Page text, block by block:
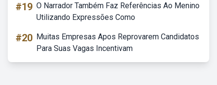
#19 O Narrador Também Faz Referências Ao Menino
Utilizando Expressões Como
#20 Muitas Empresas Apos Reprovarem Candidatos
Para Suas Vagas Incentivam